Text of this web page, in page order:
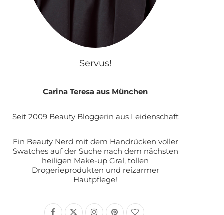
Servus!
Carina Teresa aus München
Seit 2009 Beauty Bloggerin aus Leidenschaft
Ein Beauty Nerd mit dem Handrücken voller
Swatches auf der Suche nach dem nächsten
heiligen Make-up Gral, tollen
Drogerieprodukten und reizarmer
Hautpflege!